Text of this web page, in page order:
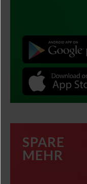
SPARE
MEHR